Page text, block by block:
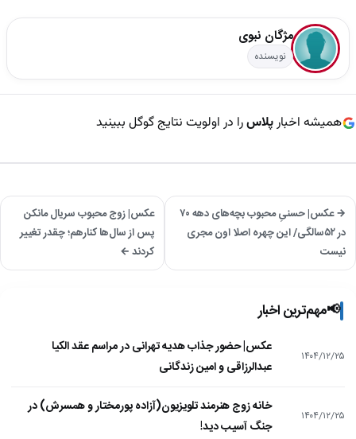
مژگان نبوی
نویسنده
همیشه اخبارپلاسرا در اولویت نتایج گوگل ببینید
→ عکس| حسنیِ محبوب بچه‌های دهه ۷۰
در ۵۲سالگی/ این چهره اصلا اون مجری
نیست
عکس| زوج محبوب سریال مانکن
پس از سال‌ها کنارهم؛ چقدر تغییر
کردند ←
📢مهم‌ترین اخبار
۱۴۰۴/۱۲/۲۵
عکس| حضور جذاب هدیه تهرانی در مراسم عقد الکیا
عبدالرزاقی و امین زندگانی
۱۴۰۴/۱۲/۲۵
خانه زوج هنرمند تلویزیون(آزاده پورمختار و همسرش) در
جنگ آسیب دید!